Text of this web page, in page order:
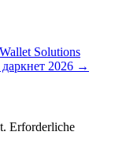
Solutions
2026 →
Erforderliche